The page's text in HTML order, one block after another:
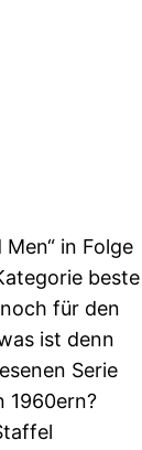
in Folge
beste
für den
ist denn
Serie
1960ern?